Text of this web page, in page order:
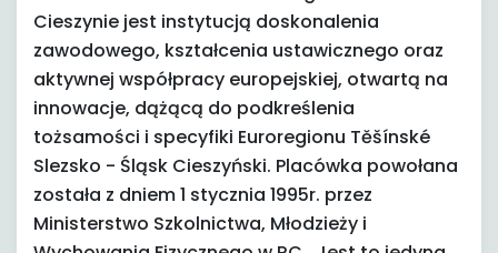
Cieszynie jest instytucją doskonalenia
zawodowego, kształcenia ustawicznego oraz
aktywnej współpracy europejskiej, otwartą na
innowacje, dążącą do podkreślenia
tożsamości i specyfiki Euroregionu Těšínské
Slezsko - Śląsk Cieszyński. Placówka powołana
została z dniem 1 stycznia 1995r. przez
Ministerstwo Szkolnictwa, Młodzieży i